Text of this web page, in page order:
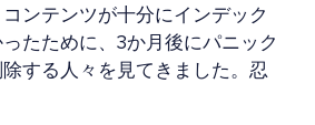
ンテンツが十分にインデック
たために、3か月後にパニック
する人々を見てきました。忍